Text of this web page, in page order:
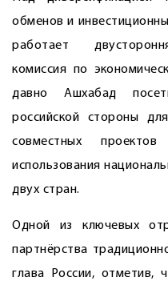
обменов и
работает
комиссия по
давно Ашхабад
российской стороны
совместных
использования
двух стран.
Одной из ключевых
партнёрст­ва
глава России, отметив,